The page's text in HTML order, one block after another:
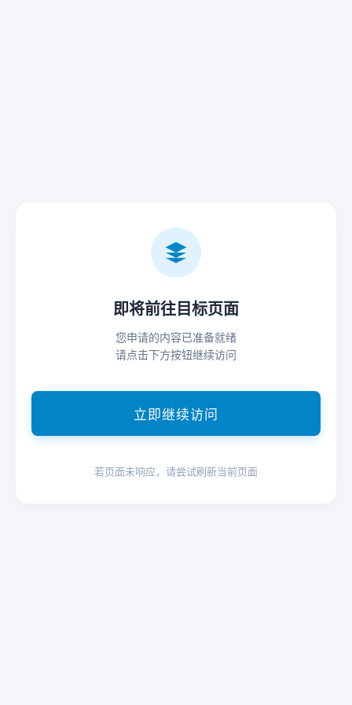
即将前往目标页面
您申请的内容已准备就绪
请点击下方按钮继续访问
立即继续访问
若页面未响应，请尝试刷新当前页面